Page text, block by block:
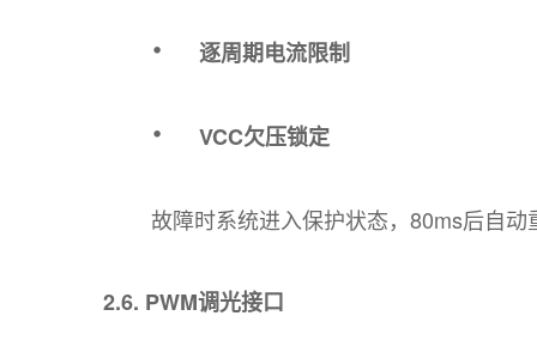
· 逐周期电流限制
· VCC欠压锁定
故障时系统进入保护状态，80ms后自
2.6. PWM调光接口